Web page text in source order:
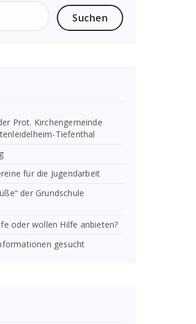
Prot. Kirchengemeinde
Tiefenthal
für die Jugendarbeit
der Grundschule
oder wollen Hilfe anbieten?
gesucht